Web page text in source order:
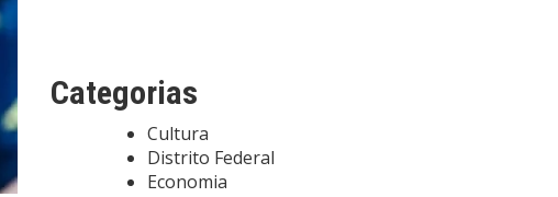
Categorias
Cultura
Distrito Federal
Economia